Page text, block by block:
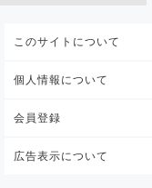
このサイトについて
個人情報について
会員登録
広告表示について